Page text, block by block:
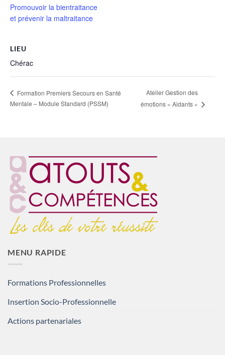
Promouvoir la bientraitance
et prévenir la maltraitance
LIEU
Chérac
Formation Premiers Secours en Santé
Mentale – Module Standard (PSSM)
Atelier Gestion des
émotions « Aidants »
MENU RAPIDE
Formations Professionnelles
Insertion Socio-Professionnelle
Actions partenariales